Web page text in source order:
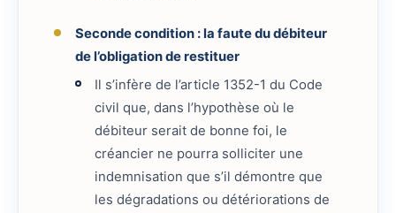
Seconde condition : la faute du débiteur
de l’obligation de restituer
Il s’infère de l’article 1352-1 du Code
civil que, dans l’hypothèse où le
débiteur serait de bonne foi, le
créancier ne pourra solliciter une
indemnisation que s’il démontre que
les dégradations ou détériorations de